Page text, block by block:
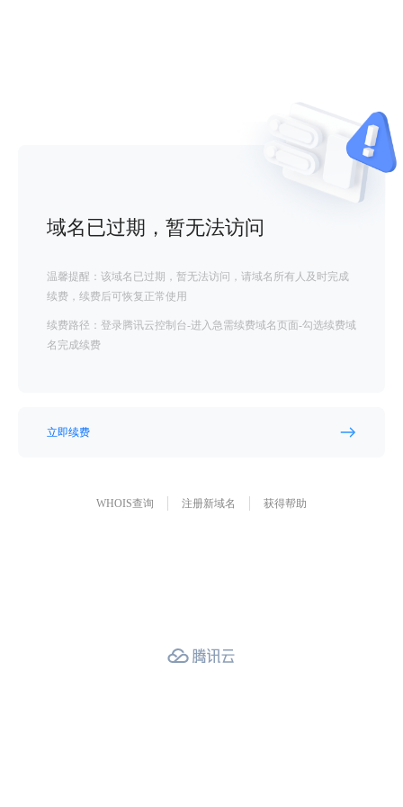
域名已过期，暂无法访问
温馨提醒：该域名已过期，暂无法访问，请域名所有人及时完成
续费，续费后可恢复正常使用
续费路径：登录腾讯云控制台-进入急需续费域名页面-勾选续费域
名完成续费
立即续费
WHOIS查询 注册新域名 获得帮助